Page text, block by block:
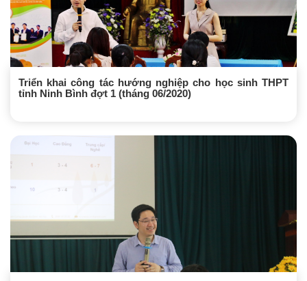
Triển khai công tác hướng nghiệp cho học sinh THPT
tỉnh Ninh Bình đợt 1 (tháng 06/2020)